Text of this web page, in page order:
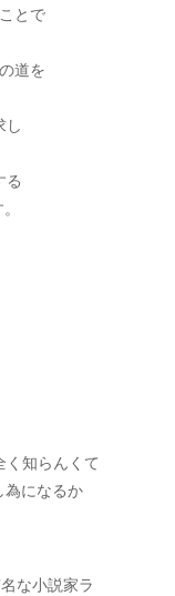
とで
道を
し
る
く知らんくて
為になるか
な小説家ラ